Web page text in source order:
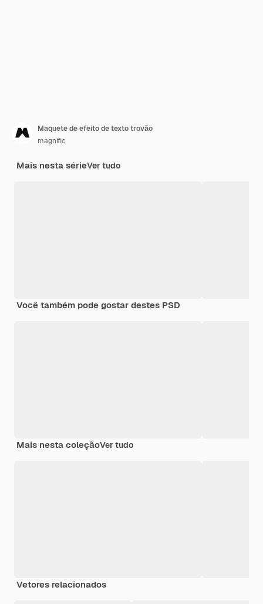
Maquete de efeito de texto trovão
magnific
Mais nesta sérieVer tudo
Você também pode gostar destes PSD
Mais nesta coleçãoVer tudo
Vetores relacionados